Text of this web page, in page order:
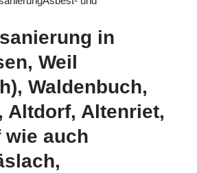
in
Weil
Waldenbuch,
Altdorf, Altenriet,
auch